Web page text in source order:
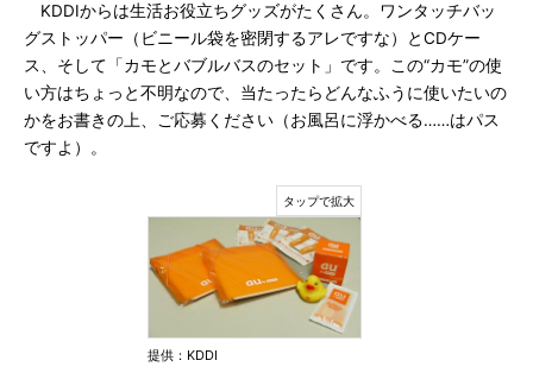
KDDIからは生活お役立ちグッズがたくさん。ワンタッチバッ
グストッパー（ビニール袋を密閉するアレですな）とCDケー
ス、そして「カモとバブルバスのセット」です。この“カモ”の使
い方はちょっと不明なので、当たったらどんなふうに使いたいの
かをお書きの上、ご応募ください（お風呂に浮かべる……はパス
ですよ）。
提供：KDDI